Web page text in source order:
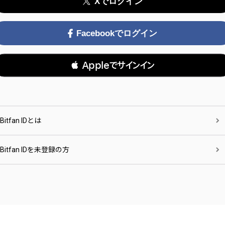
Facebookでログイン
 Appleでサインイン
Bitfan IDとは
Bitfan IDを未登録の方